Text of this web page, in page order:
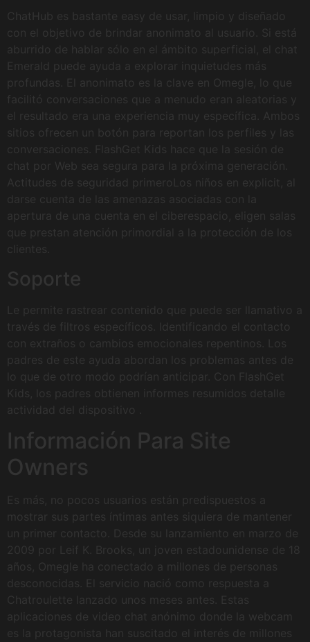
ChatHub es bastante easy de usar, limpio y diseñado
con el objetivo de brindar anonimato al usuario. Si está
aburrido de hablar sólo en el ámbito superficial, el chat
Emerald puede ayuda a explorar inquietudes más
profundas. El anonimato es la clave en Omegle, lo que
facilitó conversaciones que a menudo eran aleatorias y
el resultado era una experiencia muy específica. Ambos
sitios ofrecen un botón para reportan los perfiles y las
conversaciones. FlashGet Kids hace que la sesión de
chat por Web sea segura para la próxima generación.
Actitudes de seguridad primeroLos niños en explicit, al
darse cuenta de las amenazas asociadas con la
apertura de una cuenta en el ciberespacio, eligen salas
que prestan atención primordial a la protección de los
clientes.
Soporte
Le permite rastrear contenido que puede ser llamativo a
través de filtros específicos. Identificando el contacto
con extraños o cambios emocionales repentinos. Los
padres de este ayuda abordan los problemas antes de
lo que de otro modo podrían anticipar. Con FlashGet
Kids, los padres obtienen informes resumidos detalle
actividad del dispositivo .
Información Para Site
Owners
Es más, no pocos usuarios están predispuestos a
mostrar sus partes íntimas antes siquiera de mantener
un primer contacto. Desde su lanzamiento en marzo de
2009 por Leif K. Brooks, un joven estadounidense de 18
años, Omegle ha conectado a millones de personas
desconocidas. El servicio nació como respuesta a
Chatroulette lanzado unos meses antes. Estas
aplicaciones de video chat anónimo donde la webcam
es la protagonista han suscitado el interés de millones